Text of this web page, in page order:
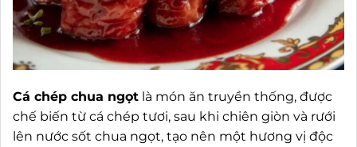
Cá chép chua ngọt là món ăn truyền thống, được
chế biến từ cá chép tươi, sau khi chiên giòn và rưới
lên nước sốt chua ngọt, tạo nên một hương vị độc